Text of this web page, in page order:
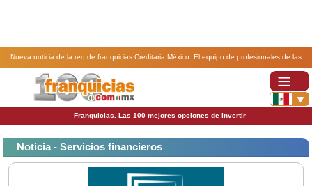
Nueva noticia de la red de franquicias Creditaria México. El equipo de profesionales de las
franquicias Creditaria sigue creciendo.
Franquicias. Las 100 mejores opciones de invertir
Noticia - Servicios financieros